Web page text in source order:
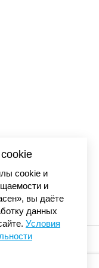
права защищены.
cookie и
и
вы даёте
данных
Условия